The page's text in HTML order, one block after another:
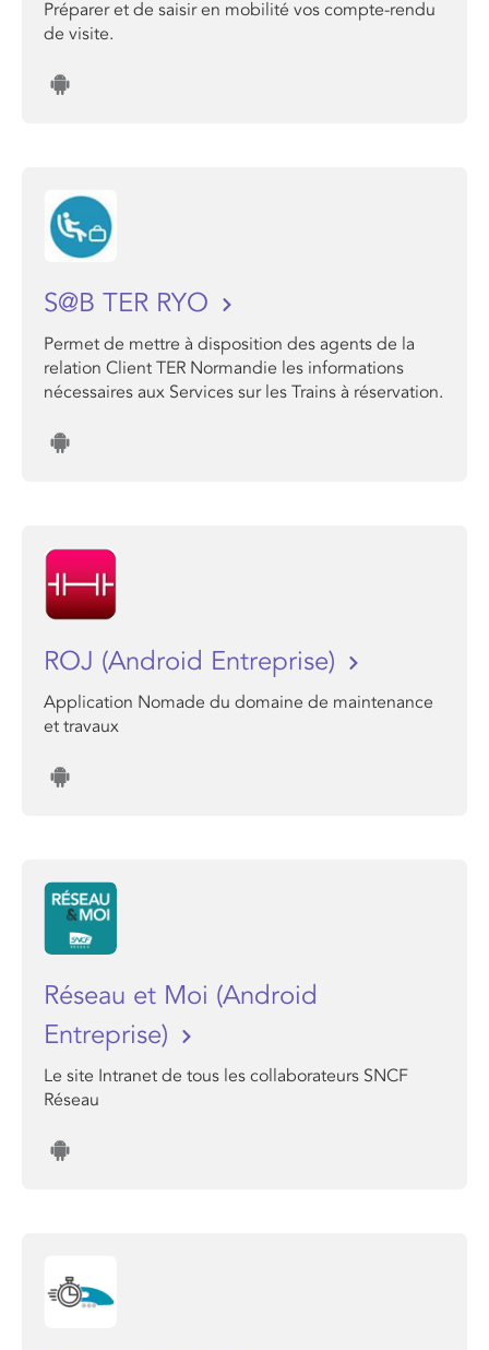
Préparer et de saisir en mobilité vos compte-rendu
de visite.
S@B TER RYO
Permet de mettre à disposition des agents de la
relation Client TER Normandie les informations
nécessaires aux Services sur les Trains à réservation.
ROJ (Android Entreprise)
Application Nomade du domaine de maintenance
et travaux
Réseau et Moi (Android
Entreprise)
Le site Intranet de tous les collaborateurs SNCF
Réseau